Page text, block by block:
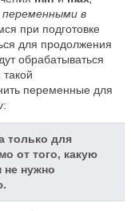
в
при подготовке
для продолжения
обрабатываться
переменные для
только для
от того, какую
нужно